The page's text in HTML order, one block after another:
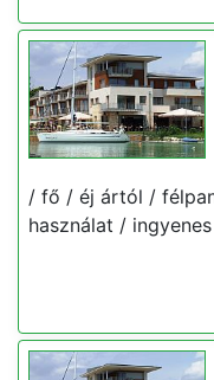
/ fő / éj ártól /
használat /